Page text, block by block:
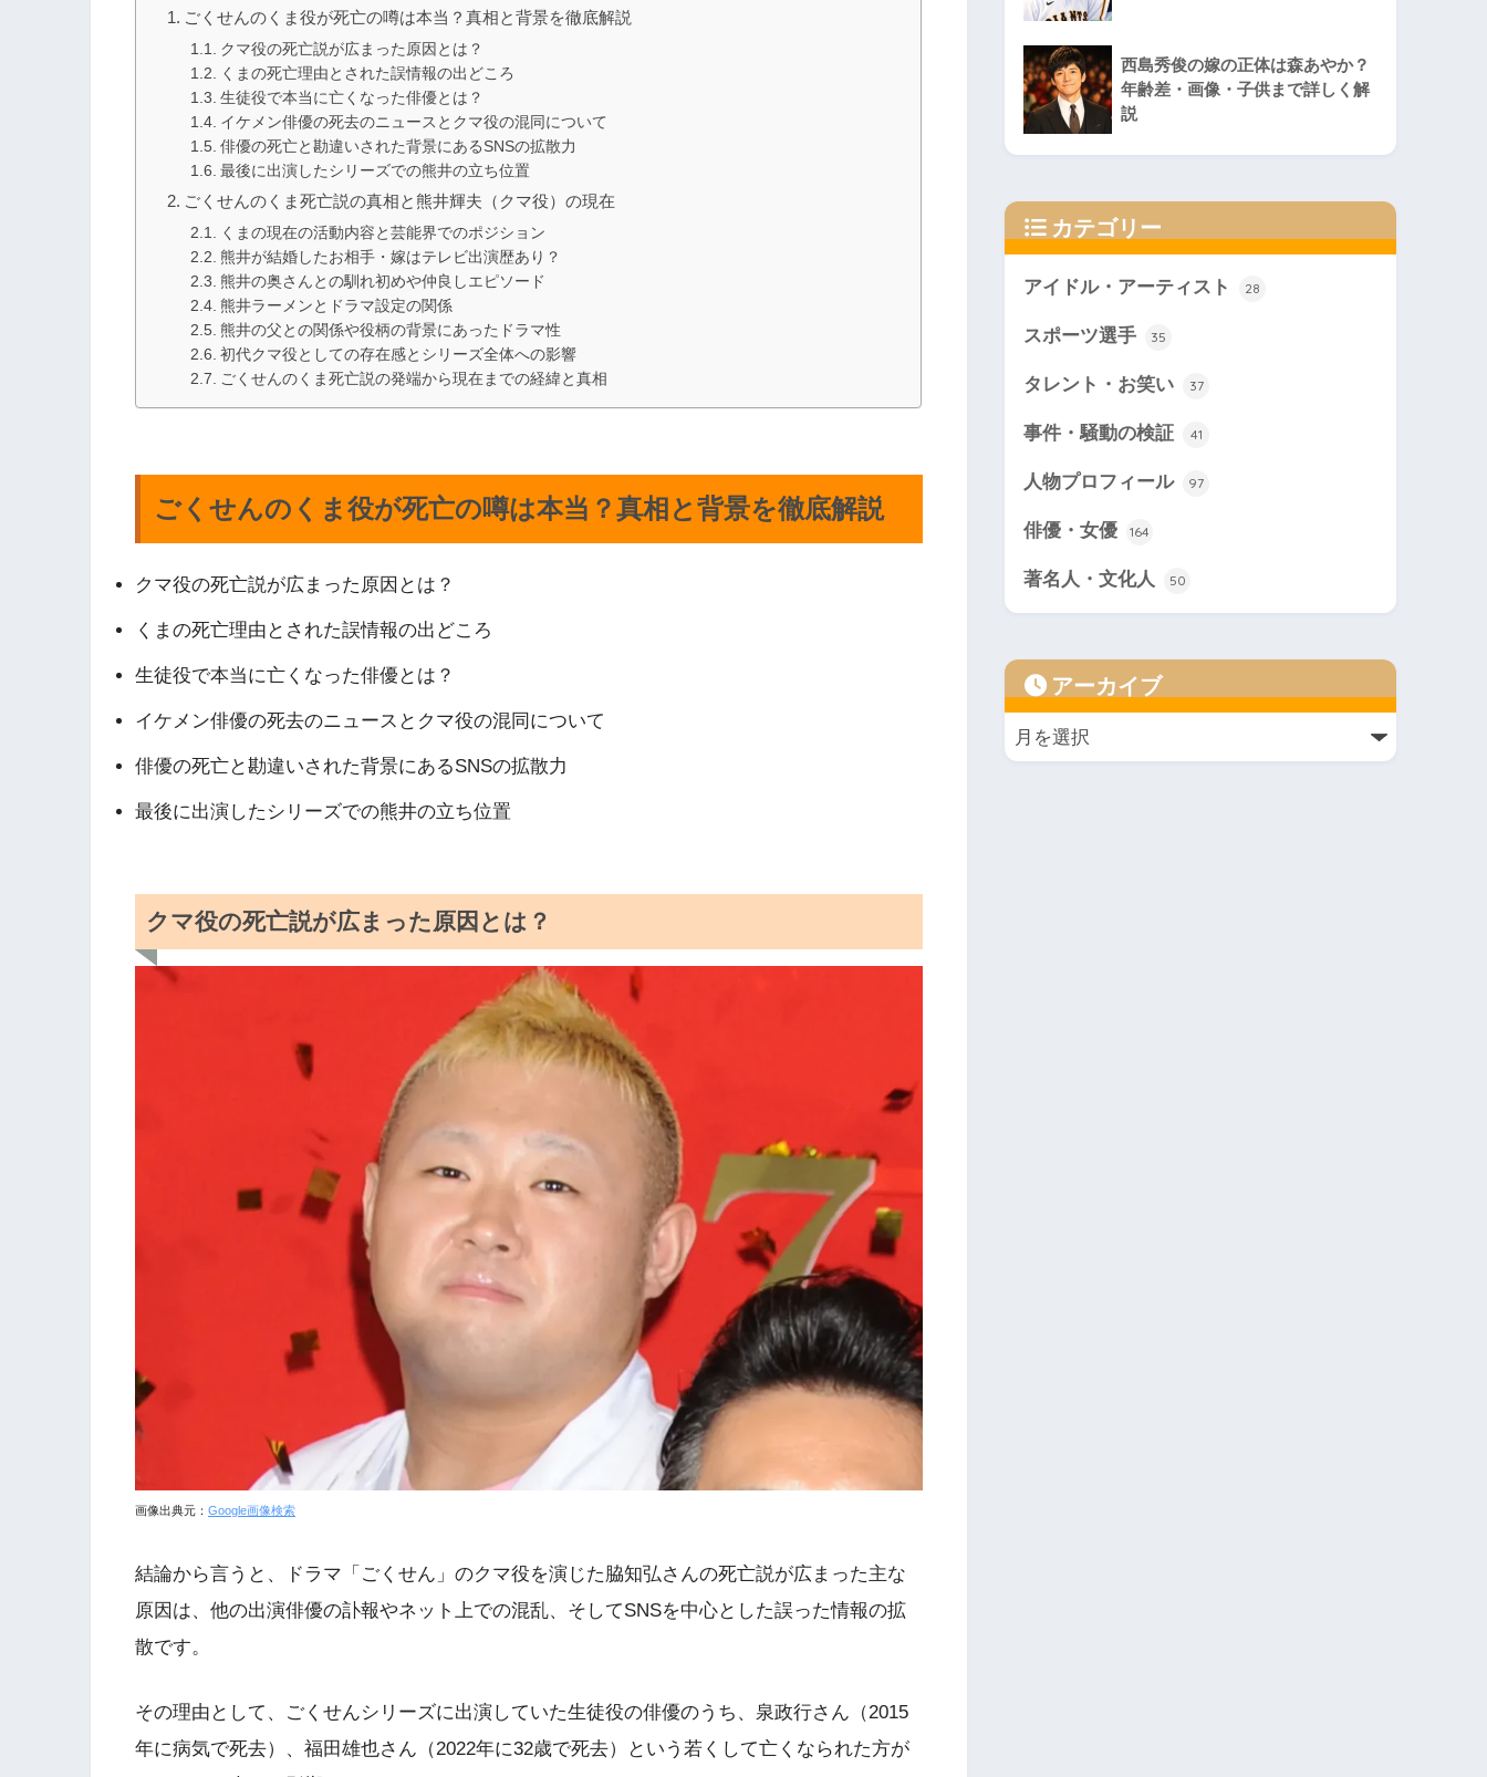
ごくせんのくま役が死亡の噂は本当？真相と背景を徹底解説
クマ役の死亡説が広まった原因とは？
くまの死亡理由とされた誤情報の出どころ
生徒役で本当に亡くなった俳優とは？
イケメン俳優の死去のニュースとクマ役の混同について
俳優の死亡と勘違いされた背景にあるSNSの拡散力
最後に出演したシリーズでの熊井の立ち位置
ごくせんのくま死亡説の真相と熊井輝夫（クマ役）の現在
くまの現在の活動内容と芸能界でのポジション
熊井が結婚したお相手・嫁はテレビ出演歴あり？
熊井の奥さんとの馴れ初めや仲良しエピソード
熊井ラーメンとドラマ設定の関係
熊井の父との関係や役柄の背景にあったドラマ性
初代クマ役としての存在感とシリーズ全体への影響
ごくせんのくま死亡説の発端から現在までの経緯と真相
ごくせんのくま役が死亡の噂は本当？真相と背景を徹底解説
クマ役の死亡説が広まった原因とは？
くまの死亡理由とされた誤情報の出どころ
生徒役で本当に亡くなった俳優とは？
イケメン俳優の死去のニュースとクマ役の混同について
俳優の死亡と勘違いされた背景にあるSNSの拡散力
最後に出演したシリーズでの熊井の立ち位置
クマ役の死亡説が広まった原因とは？
画像出典元： Google画像検索
結論から言うと、ドラマ「ごくせん」のクマ役を演じた脇知弘さんの死亡説が広まった主な
原因は、他の出演俳優の訃報やネット上での混乱、そしてSNSを中心とした誤った情報の拡
散です。
その理由として、ごくせんシリーズに出演していた生徒役の俳優のうち、泉政行さん（2015
年に病気で死去）、福田雄也さん（2022年に32歳で死去）という若くして亡くなられた方が
西島秀俊の嫁の正体は森あやか？
年齢差・画像・子供まで詳しく解
説
カテゴリー
アイドル・アーティスト 28
スポーツ選手 35
タレント・お笑い 37
事件・騒動の検証 41
人物プロフィール 97
俳優・女優 164
著名人・文化人 50
アーカイブ